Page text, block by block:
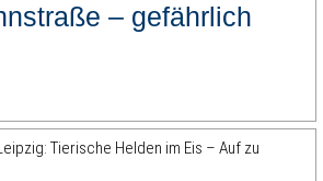
– gefährlich